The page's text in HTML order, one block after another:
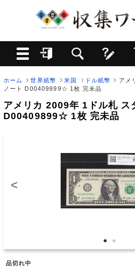
ホーム 世界紙幣 米国 ドル紙幣
アメ
ノート D00409899☆ 1枚 完未品
アメリカ 2009年 1ドル札 ス
D00409899☆ 1枚 完未品
<
品切れ中